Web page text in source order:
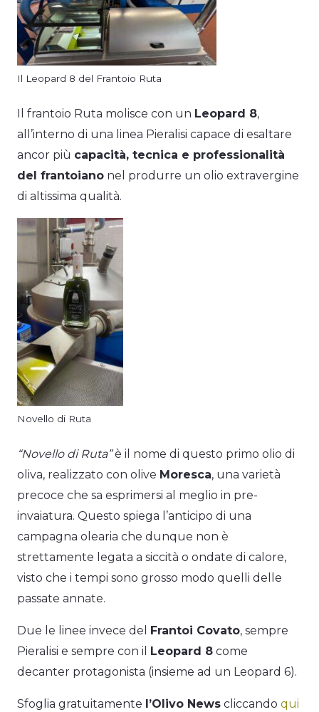
Il Leopard 8 del Frantoio Ruta
Il frantoio Ruta molisce con un Leopard 8,
all’interno di una linea Pieralisi capace di esaltare
ancor più capacità, tecnica e professionalità
del frantoiano nel produrre un olio extravergine
di altissima qualità.
Novello di Ruta
“Novello di Ruta”è il nome di questo primo olio di
oliva, realizzato con olive Moresca, una varietà
precoce che sa esprimersi al meglio in pre-
invaiatura. Questo spiega l’anticipo di una
campagna olearia che dunque non è
strettamente legata a siccità o ondate di calore,
visto che i tempi sono grosso modo quelli delle
passate annate.
Due le linee invece del Frantoi Covato, sempre
Pieralisi e sempre con il
Leopard 8 come
decanter protagonista (insieme ad un Leopard 6).
Sfoglia gratuitamente l’Olivo News cliccando qui